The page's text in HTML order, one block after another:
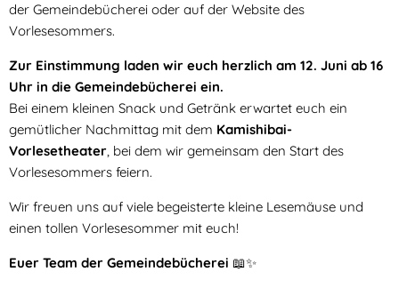
der Gemeindebücherei oder auf der Website des
Vorlesesommers.
Zur Einstimmung laden wir euch herzlich am 12. Juni ab 16
Uhr in die Gemeindebücherei ein.
Bei einem kleinen Snack und Getränk erwartet euch ein
gemütlicher Nachmittag mit dem Kamishibai-
Vorlesetheater, bei dem wir gemeinsam den Start des
Vorlesesommers feiern.
Wir freuen uns auf viele begeisterte kleine Lesemäuse und
einen tollen Vorlesesommer mit euch!
Euer Team der Gemeindebücherei 📖✨